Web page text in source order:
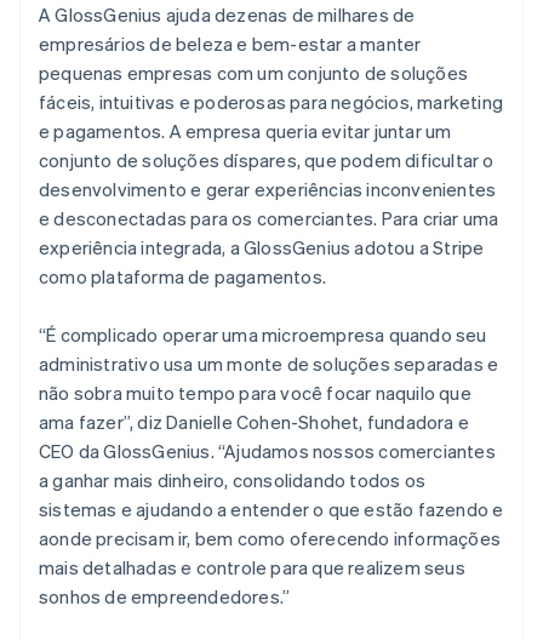
A GlossGenius ajuda dezenas de milhares de
empresários de beleza e bem-estar a manter
pequenas empresas com um conjunto de soluções
fáceis, intuitivas e poderosas para negócios, marketing
e pagamentos. A empresa queria evitar juntar um
conjunto de soluções díspares, que podem dificultar o
desenvolvimento e gerar experiências inconvenientes
e desconectadas para os comerciantes. Para criar uma
experiência integrada, a GlossGenius adotou a Stripe
como plataforma de pagamentos.
“É complicado operar uma microempresa quando seu
administrativo usa um monte de soluções separadas e
não sobra muito tempo para você focar naquilo que
ama fazer”, diz Danielle Cohen-Shohet, fundadora e
CEO da GlossGenius. “Ajudamos nossos comerciantes
a ganhar mais dinheiro, consolidando todos os
sistemas e ajudando a entender o que estão fazendo e
aonde precisam ir, bem como oferecendo informações
mais detalhadas e controle para que realizem seus
sonhos de empreendedores.”